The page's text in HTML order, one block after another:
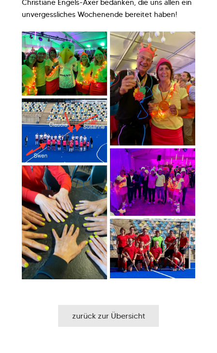
Christiane Engels-Axer bedanken, die uns allen ein
unvergessliches Wochenende bereitet haben!
zurück zur Übersicht